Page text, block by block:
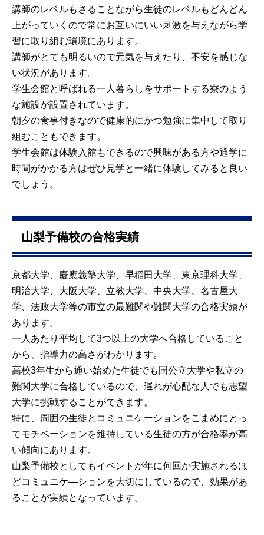
講師のレベルもさることながら生徒のレベルもどんどん
上がっていくので常にお互いにいい刺激を与えながら学
習に取り組む環境にあります。
講師がとても明るいので元気を与えたり、不安を感じな
い状況があります。
学生会館と呼ばれる一人暮らしをサポートする寮のよう
な施設が設置されています。
朝夕の食事付きなので健康的にかつ勉強に集中して取り
組むこともできます。
学生会館は体験入館もできるので興味がある方や通学に
時間がかかる方はぜひ見学と一緒に体験してみると良い
でしょう。
山梨予備校の合格実績
京都大学、慶應義塾大学、早稲田大学、東京理科大学、
明治大学、大阪大学、立教大学、中央大学、名古屋大
学、法政大学等の市立の最難関や難関大学の合格実績が
あります。
一人あたり平均して3つ以上の大学へ合格していること
から、指導力の高さがわかります。
高校3年生から通い始めた生徒でも国公立大学や私立の
難関大学に合格しているので、遅れが心配な人でも志望
大学に挑戦することができます。
特に、周囲の生徒とコミュニケーションをこまめにとっ
てモチベーションを維持している生徒の方が合格率が高
い傾向にあります。
山梨予備校としてもイベントが年に何回か実施されるほ
どコミュニケ―ションを大切にしているので、効果があ
ることが実績となっています。